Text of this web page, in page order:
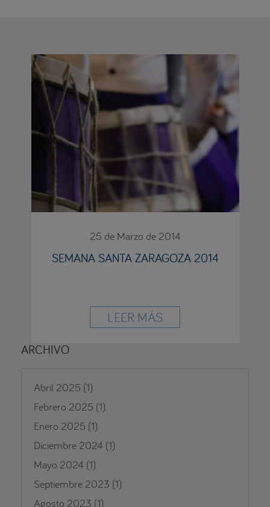
25 de Marzo de 2014
SEMANA SANTA ZARAGOZA 2014
LEER MÁS
ARCHIVO
Abril 2025 (1)
Febrero 2025 (1)
Enero 2025 (1)
Diciembre 2024 (1)
Mayo 2024 (1)
Septiembre 2023 (1)
Agosto 2023 (1)